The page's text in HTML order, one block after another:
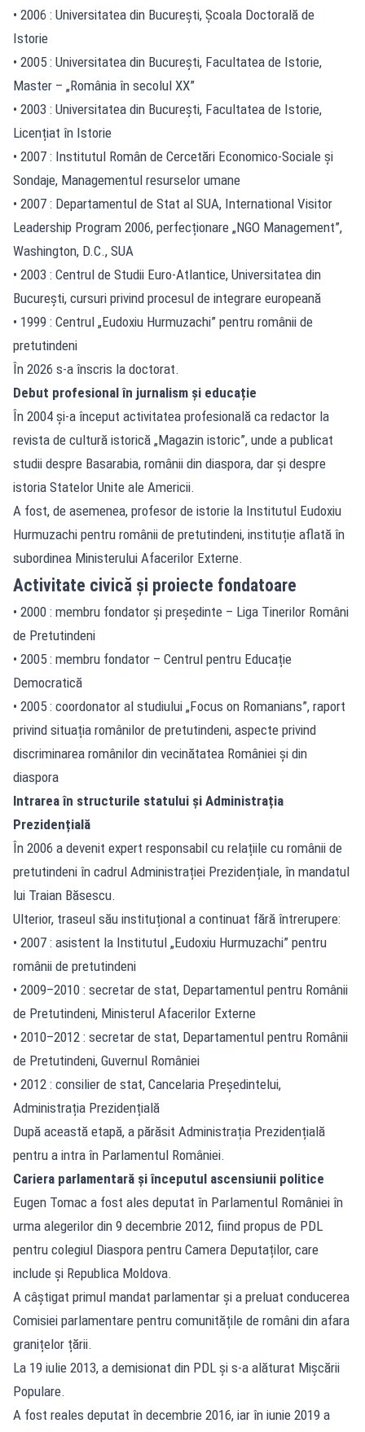
• 2006 : Universitatea din București, Școala Doctorală de
Istorie
• 2005 : Universitatea din București, Facultatea de Istorie,
Master – „România în secolul XX”
• 2003 : Universitatea din București, Facultatea de Istorie,
Licențiat în Istorie
• 2007 : Institutul Român de Cercetări Economico-Sociale și
Sondaje, Managementul resurselor umane
• 2007 : Departamentul de Stat al SUA, International Visitor
Leadership Program 2006, perfecționare „NGO Management”,
Washington, D.C., SUA
• 2003 : Centrul de Studii Euro-Atlantice, Universitatea din
București, cursuri privind procesul de integrare europeană
• 1999 : Centrul „Eudoxiu Hurmuzachi” pentru românii de
pretutindeni
În 2026 s-a înscris la doctorat.
Debut profesional în jurnalism și educație
În 2004 și-a început activitatea profesională ca redactor la
revista de cultură istorică „Magazin istoric”, unde a publicat
studii despre Basarabia, românii din diaspora, dar și despre
istoria Statelor Unite ale Americii.
A fost, de asemenea, profesor de istorie la Institutul Eudoxiu
Hurmuzachi pentru românii de pretutindeni, instituție aflată în
subordinea Ministerului Afacerilor Externe.
Activitate civică și proiecte fondatoare
• 2000 : membru fondator și președinte – Liga Tinerilor Români
de Pretutindeni
• 2005 : membru fondator – Centrul pentru Educație
Democratică
• 2005 : coordonator al studiului „Focus on Romanians”, raport
privind situația românilor de pretutindeni, aspecte privind
discriminarea românilor din vecinătatea României și din
diaspora
Intrarea în structurile statului și Administrația
Prezidențială
În 2006 a devenit expert responsabil cu relațiile cu românii de
pretutindeni în cadrul Administrației Prezidențiale, în mandatul
lui Traian Băsescu.
Ulterior, traseul său instituțional a continuat fără întrerupere:
• 2007 : asistent la Institutul „Eudoxiu Hurmuzachi” pentru
românii de pretutindeni
• 2009–2010 : secretar de stat, Departamentul pentru Românii
de Pretutindeni, Ministerul Afacerilor Externe
• 2010–2012 : secretar de stat, Departamentul pentru Românii
de Pretutindeni, Guvernul României
• 2012 : consilier de stat, Cancelaria Președintelui,
Administrația Prezidențială
După această etapă, a părăsit Administrația Prezidențială
pentru a intra în Parlamentul României.
Cariera parlamentară și începutul ascensiunii politice
Eugen Tomac a fost ales deputat în Parlamentul României în
urma alegerilor din 9 decembrie 2012, fiind propus de PDL
pentru colegiul Diaspora pentru Camera Deputaților, care
include și Republica Moldova.
A câștigat primul mandat parlamentar și a preluat conducerea
Comisiei parlamentare pentru comunitățile de români din afara
granițelor țării.
La 19 iulie 2013, a demisionat din PDL și s-a alăturat Mișcării
Populare.
A fost reales deputat în decembrie 2016, iar în iunie 2019 a